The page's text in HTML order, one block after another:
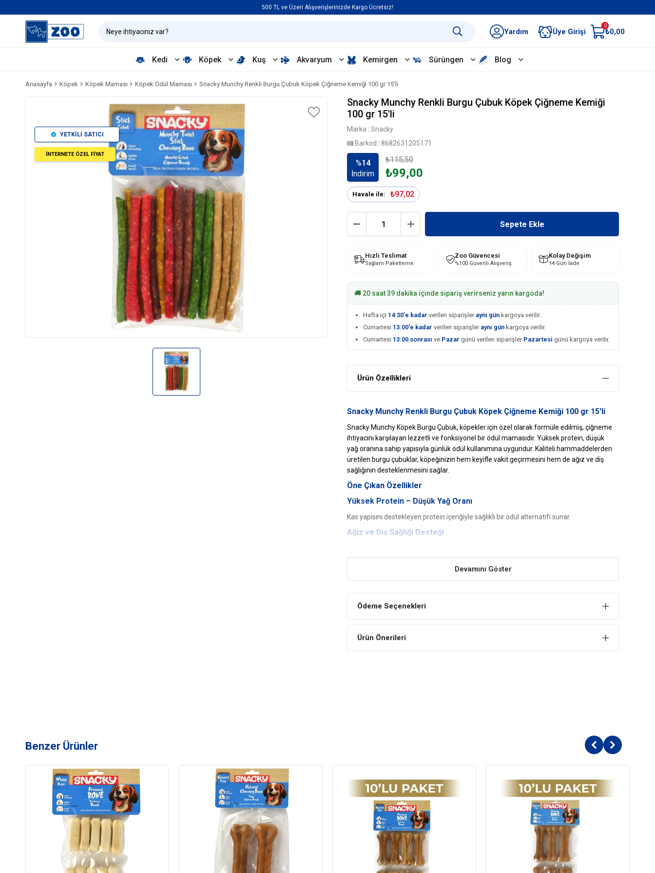
500 TL ve Üzeri Alışverişlerinizde Kargo Ücretsiz!
Yardım Üye Girişi
0
₺0,00
Kedi Köpek Kuş Akvaryum Kemirgen Sürüngen Blog
Anasayfa Köpek Köpek Maması Köpek Ödül Maması Snacky Munchy Renkli Burgu Çubuk Köpek Çiğneme Kemiği 100 gr 15'li
YETKİLİ SATICI
İNTERNETE ÖZEL FİYAT
Snacky Munchy Renkli Burgu Çubuk Köpek Çiğneme Kemiği
100 gr 15'li
Marka : Snacky
Barkod : 8682631205171
%14
İndirim
₺115,50
₺99,00
Havale ile: ₺97,02
Hızlı Teslimat
Sağlam Paketleme
Zoo Güvencesi
%100 Güvenli Alışveriş
Kolay Değişim
14 Gün İade
🚚 20 saat 39 dakika içinde sipariş verirseniz yarın kargoda!
Hafta içi 14:30'e kadar verilen siparişler aynı gün kargoya verilir.
Cumartesi 13:00'e kadar verilen siparişler aynı gün kargoya verilir.
Cumartesi 13:00 sonrası ve Pazar günü verilen siparişler Pazartesi günü kargoya verilir.
Ürün Özellikleri
Snacky Munchy Renkli Burgu Çubuk Köpek Çiğneme Kemiği 100 gr 15'li
Snacky Munchy Köpek Burgu Çubuk, köpekler için özel olarak formüle edilmiş, çiğneme
ihtiyacını karşılayan lezzetli ve fonksiyonel bir ödül mamasıdır. Yüksek protein, düşük
yağ oranına sahip yapısıyla günlük ödül kullanımına uygundur. Kaliteli hammaddelerden
üretilen burgu çubuklar, köpeğinizin hem keyifle vakit geçirmesini hem de ağız ve diş
sağlığının desteklenmesini sağlar.
Öne Çıkan Özellikler
Yüksek Protein – Düşük Yağ Oranı
Kas yapısını destekleyen protein içeriğiyle sağlıklı bir ödül alternatifi sunar.
Ağız ve Diş Sağlığı Desteği
Sert yapısı sayesinde çene kemiklerinin ve kaslarının çalışmasını destekler.
Köpeğinizin doğal çiğneme içgüdüsünü karşılar, sıkılmasını önler.
Devamını Göster
Ödeme Seçenekleri
Ürün Önerileri
Benzer Ürünler